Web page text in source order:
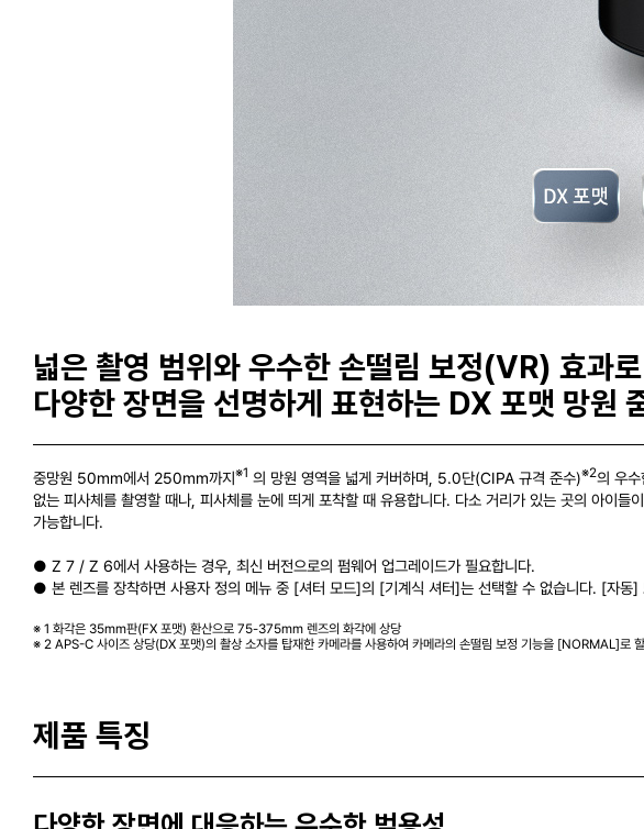
넓은 촬영 범위와 우수한 손떨림 보정(VR) 효과로
다양한 장면을 선명하게 표현하는 DX 포맷 망원
중망원 50mm에서 250mm까지※1 의 망원 영역을 넓게 커버하며, 5.0단(CIPA 규격 준수)※2의 우
없는 피사체를 촬영할 때나, 피사체를 눈에 띄게 포착할 때 유용합니다. 다소 거리가 있는 곳의 아이
가능합니다.
● Z 7 / Z 6에서 사용하는 경우, 최신 버전으로의 펌웨어 업그레이드가 필요합니다.
● 본 렌즈를 장착하면 사용자 정의 메뉴 중 [셔터 모드]의 [기계식 셔터]는 선택할 수 없습니다. [자동
※ 1 화각은 35mm판(FX 포맷) 환산으로 75-375mm 렌즈의 화각에 상당
※ 2 APS-C 사이즈 상당(DX 포맷)의 촬상 소자를 탑재한 카메라를 사용하여 카메라의 손떨림 보정 기능을 [NORMAL]로
제품 특징